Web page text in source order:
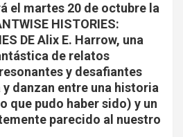
el martes 20 de octubre la
HISTORIES:
DE Alix E. Harrow, una
de relatos
y desafiantes
danzan entre una historia
que pudo haber sido) y un
parecido al nuestro